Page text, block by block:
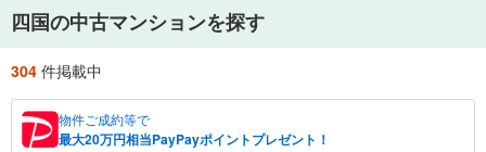
四国の中古マンションを探す
304 件掲載中
物件ご成約等で
最大20万円相当PayPayポイントプレゼント！